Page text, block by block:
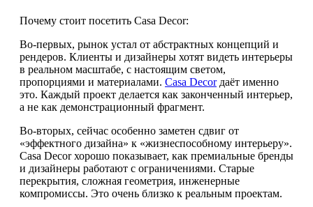
Почему стоит посетить Casa Decor:
Во-первых, рынок устал от абстрактных концепций и
рендеров. Клиенты и дизайнеры хотят видеть интерьеры
в реальном масштабе, с настоящим светом,
пропорциями и материалами. Casa Decorдаёт именно
это. Каждый проект делается как законченный интерьер,
а не как демонстрационный фрагмент.
Во-вторых, сейчас особенно заметен сдвиг от
«эффектного дизайна» к «жизнеспособному интерьеру».
Casa Decor хорошо показывает, как премиальные бренды
и дизайнеры работают с ограничениями. Старые
перекрытия, сложная геометрия, инженерные
компромиссы. Это очень близко к реальным проектам.